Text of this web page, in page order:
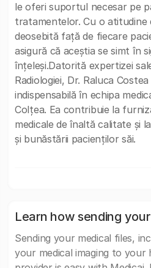
le oferi suportul necesar pe
tratamentelor. Cu o atitudine
deosebită față de fiecare
asigură că aceștia se simt în
înțeleși.Datorită expertizei
Radiologiei, Dr. Raluca
indispensabilă în echipa
Colțea. Ea contribuie la
medicale de înaltă calitate și
și bunăstării pacienților săi.
Learn how sending
Sending your medical files,
your medical imaging to your